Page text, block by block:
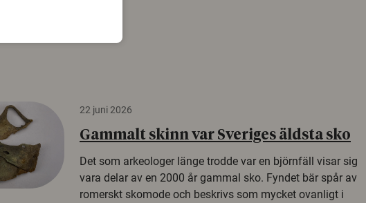
22 juni 2026
Gammalt skinn var Sveriges äldsta sko
Det som arkeologer länge trodde var en björnfäll visar sig
vara delar av en 2000 år gammal sko. Fyndet bär spår av
romerskt skomode och beskrivs som mycket ovanligt i